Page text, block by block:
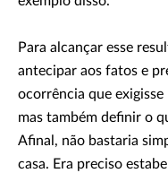
Para alcançar esse
antecipar aos fatos e
ocorrência que exigisse
mas também definir o
Afinal, não bastaria
casa. Era preciso